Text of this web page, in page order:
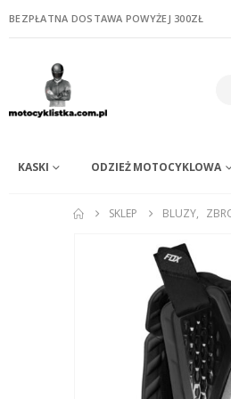
BEZPŁATNA DOSTAWA POWYŻEJ 300ZŁ
KASKI ODZIEŻ MOTOCYKLOWA
SKLEP BLUZY,